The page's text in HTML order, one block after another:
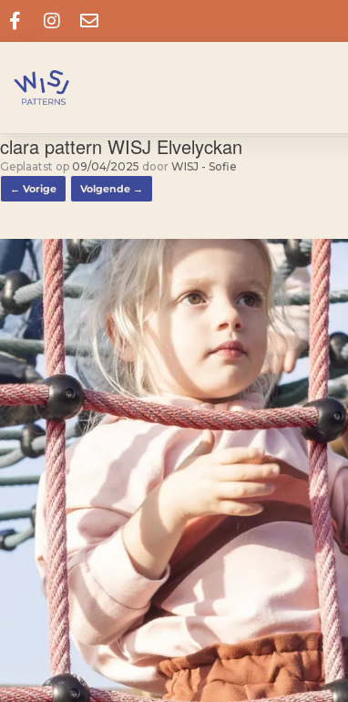
clara pattern WISJ Elvelyckan
Geplaatst op 09/04/2025 door WISJ - Sofie
← Vorige Volgende →